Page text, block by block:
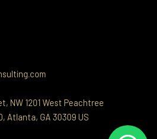
NW 1201 West Peachtree
Atlanta, GA 30309 US